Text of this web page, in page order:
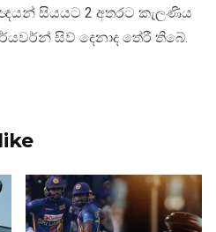
සියයට 2 අතරට කැලණිය
සිව් දෙනාද තේරී තිබේ.